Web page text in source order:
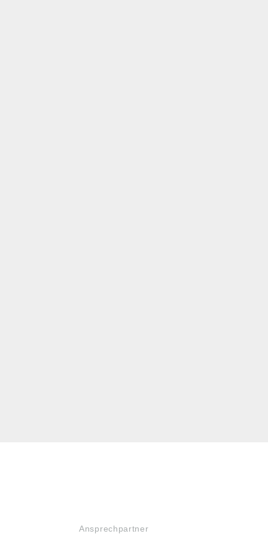
Ansprechpartner